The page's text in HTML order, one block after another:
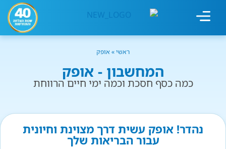
ראשי» אופק
המחשבון - אופק
כמה כסף חסכת וכמה ימי חיים הרווחת
נהדר! אופק עשית דרך מצוינת וחיונית
עבור הבריאות שלך